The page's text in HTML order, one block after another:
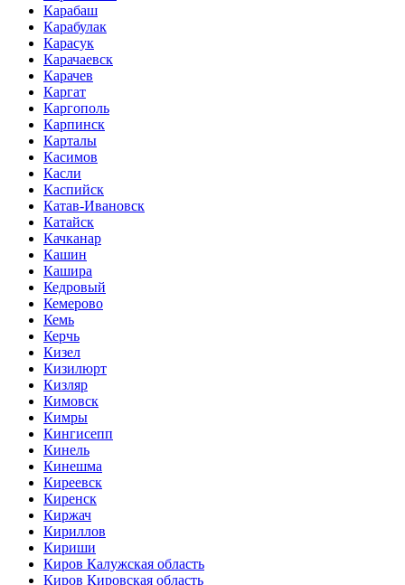
Карабаш
Карабулак
Карасук
Карачаевск
Карачев
Каргат
Каргополь
Карпинск
Карталы
Касимов
Касли
Каспийск
Катав-Ивановск
Катайск
Качканар
Кашин
Кашира
Кедровый
Кемерово
Кемь
Керчь
Кизел
Кизилюрт
Кизляр
Кимовск
Кимры
Кингисепп
Кинель
Кинешма
Киреевск
Киренск
Киржач
Кириллов
Кириши
Киров Калужская область
Киров Кировская область